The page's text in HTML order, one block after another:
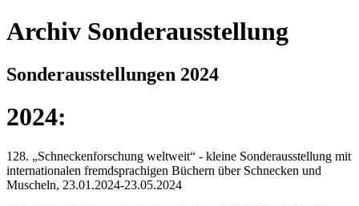
Archiv Sonderausstellung
Sonderausstellungen 2024
2024:
128. „Schneckenforschung weltweit“ - kleine Sonderausstellung mit
internationalen fremdsprachigen Büchern über Schnecken und
Muscheln, 23.01.2024-23.05.2024